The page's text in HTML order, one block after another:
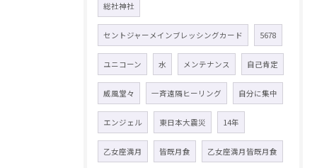
総社神社
セントジャーメインブレッシングカード 5678
ユニコーン 水 メンテナンス 自己肯定
威風堂々 一斉遠隔ヒーリング 自分に集中
エンジェル 東日本大震災 14年
乙女座満月 皆既月食 乙女座満月皆既月食